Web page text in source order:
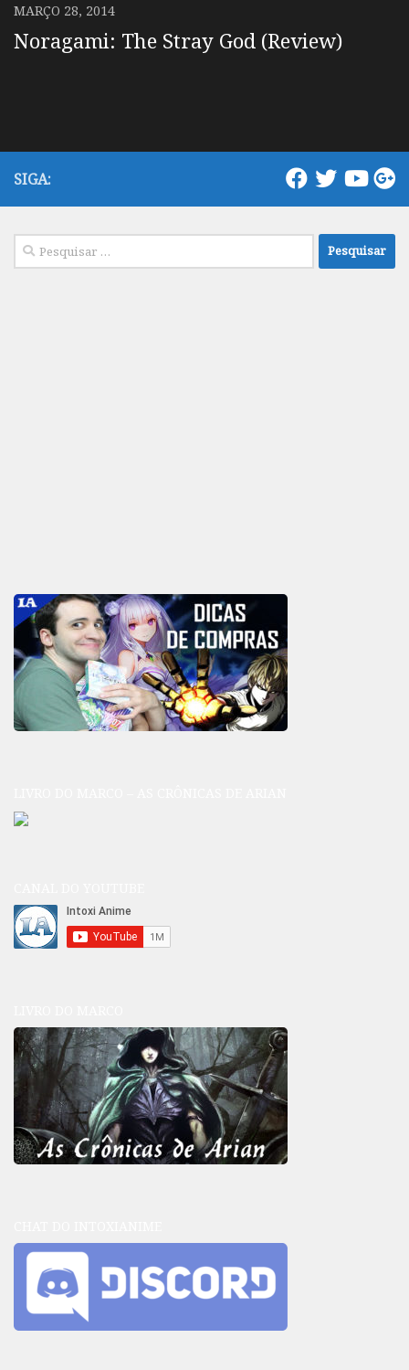
MARÇO 28, 2014
Noragami: The Stray God (Review)
SIGA:
Pesquisar
por: